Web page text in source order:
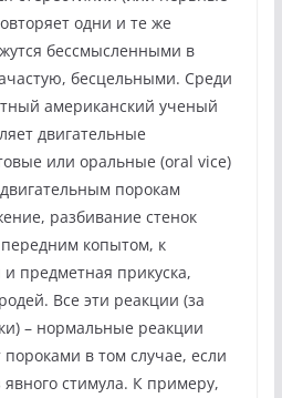
одни и те же
бессмысленными в
бесцельными. Среди
американский ученый
двигательные
или оральные (oral vice)
порокам
разбивание стенок
копытом, к
предметная прикуска,
Все эти реакции (за
– нормальные реакции
в том случае, если
стимула. К примеру,